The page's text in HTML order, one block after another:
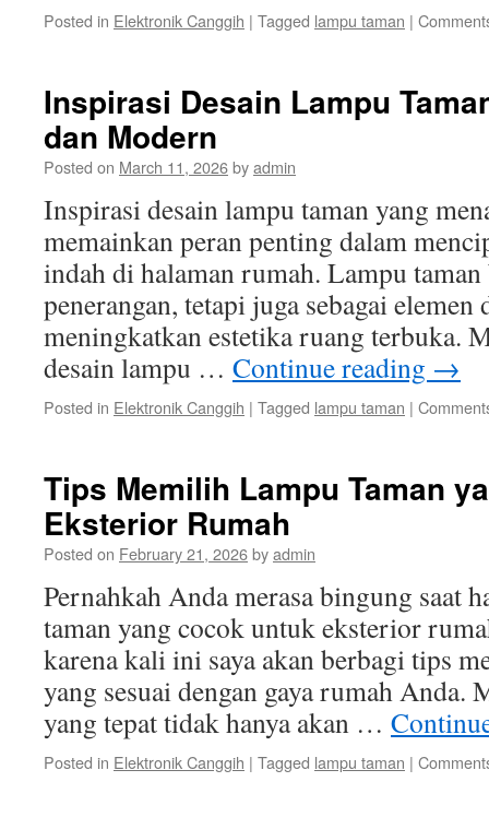
Posted in Elektronik Canggih | Tagged lampu taman |
Inspirasi Desain Lampu
dan Modern
Posted on March 11, 2026byadmin
Inspirasi desain lampu taman yang
memainkan peran penting dalam
indah di halaman rumah. Lampu taman
penerangan, tetapi juga sebagai
meningkatkan estetika ruang terbuka.
desain lampu … Continue reading →
Posted in Elektronik Canggih | Tagged lampu taman |
Tips Memilih Lampu Taman
Eksterior Rumah
Posted on February 21, 2026byadmin
Pernahkah Anda merasa bingung saat
taman yang cocok untuk eksterior
karena kali ini saya akan berbagi tips
yang sesuai dengan gaya rumah Anda.
yang tepat tidak hanya akan …
Posted in Elektronik Canggih | Tagged lampu taman |